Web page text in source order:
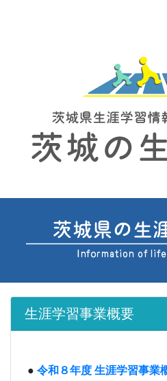
生涯学習事業概要
● 令和８年度 生涯学習事業